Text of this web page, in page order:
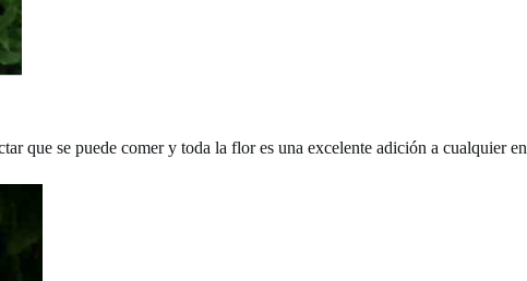
que se puede comer y toda la flor es una excelente adición a cualquier